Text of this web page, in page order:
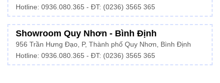
Hotline: 0936.080.365 - ĐT: (0236) 3565 365
Showroom Quy Nhơn - Bình Định
956 Trần Hưng Đạo, P, Thành phố Quy Nhơn, Bình Định
Hotline: 0936.080.365 - ĐT: (0236) 3565 365